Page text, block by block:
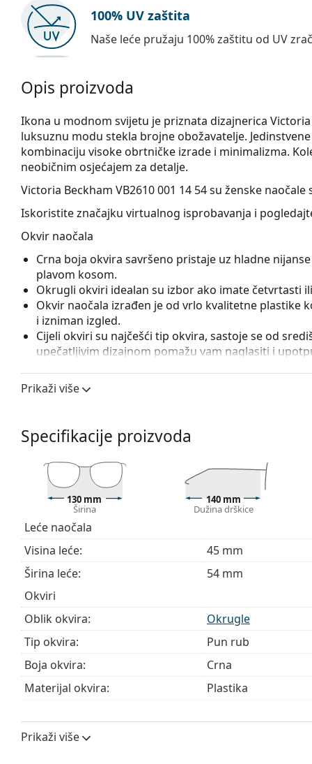
100% UV zaštita
Naše leće pružaju 100% zaštitu od UV
Opis proizvoda
Ikona u modnom svijetu je priznata dizajnerica
luksuznu modu stekla brojne obožavatelje.
kombinaciju visoke obrtničke izrade i minimalizma.
neobičnim osjećajem za detalje.
Victoria Beckham VB2610 001 14 54su ženske naočale
Iskoristite značajku virtualnog isprobavanja i
Okvir naočala
Crna boja okvira savršeno pristaje uz hladne
plavom kosom.
Okrugli okviri idealan su izbor ako imate četvrtasti
Okvir naočala izrađen je od vrlo kvalitetne plastike
i izniman izgled.
Cijeli okviri su najčešći tip okvira, sastoje se od
upečatljivim dizajnom pomažu vam naglasiti i
prikladna je za sve vrste leća, uključujući i one s
Naočale isporučujemo s originalnom futrolom.
Krpa koja se nalazi u pakiranju idealna je za
sadržavati tekstilnu vrećicu.
Istražite cijelu ponudu
dioptrijskih naočala kako biste
kupnju naočala ako trebate pomoć pri odabiru.
Ovo je medicinski proizvod. Prije uporabe pročitajte
Prikaži više
Specifikacije proizvoda
130 mm
Širina
140 mm
Dužina drškice
Leće naočala
Visina leće:
45 mm
Širina leće:
54 mm
Okviri
Oblik okvira:
Okrugle
Tip okvira:
Pun rub
Boja okvira:
Crna
Materijal okvira:
Plastika
Širina:
Prikaži više